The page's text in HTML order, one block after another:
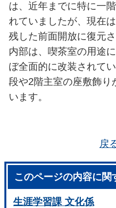
は、近年までに特に一
れていましたが、現在
残した前面開放に復元さ
内部は、喫茶室の用途
ぼ全面的に改装されて
段や2階主室の座敷飾り
います。
戻
このページの内容に
生涯学習課 文化係